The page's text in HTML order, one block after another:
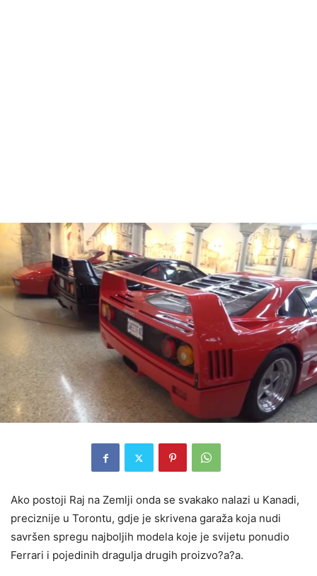
Ako postoji Raj na Zemlji onda se svakako nalazi u Kanadi,
preciznije u Torontu, gdje je skrivena garaža koja nudi
savršen spregu najboljih modela koje je svijetu ponudio
Ferrari i pojedinih dragulja drugih proizvo?a?a.